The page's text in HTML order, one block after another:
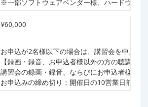
※一部ソフトウェアベンダー様、ハードウェ
¥60,000
お申込が2名様以下の場合は、講習会を中止さ
【録画・録音、お申込者様以外の方の聴講の禁
講習会の録画・録音、ならびにお申込者様以
お申込みの締め切り：開催日の10営業日前